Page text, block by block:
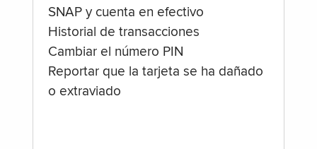
SNAP y cuenta en efectivo
Historial de transacciones
Cambiar el número PIN
Reportar que la tarjeta se ha dañado
o extraviado